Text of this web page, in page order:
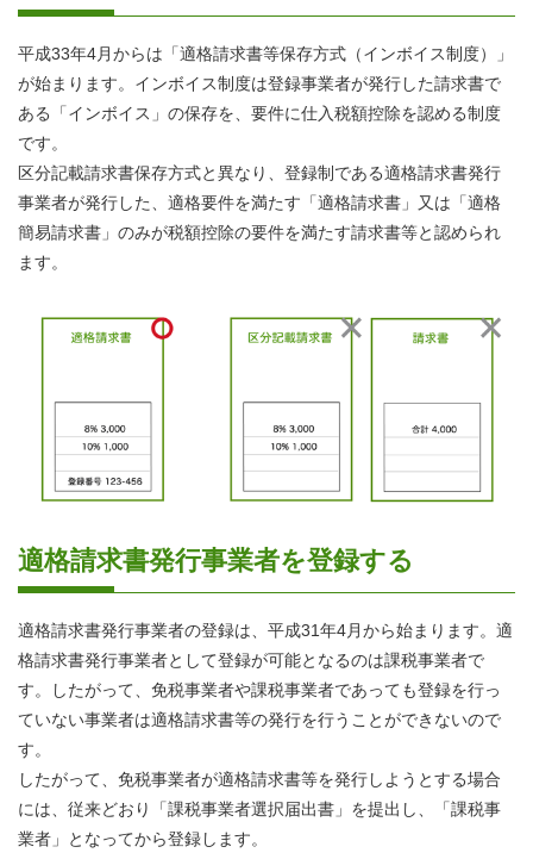
平成33年4月からは「適格請求書等保存方式（インボイス制度）」
が始まります。インボイス制度は登録事業者が発行した請求書で
ある「インボイス」の保存を、要件に仕入税額控除を認める制度
です。
区分記載請求書保存方式と異なり、登録制である適格請求書発行
事業者が発行した、適格要件を満たす「適格請求書」又は「適格
簡易請求書」のみが税額控除の要件を満たす請求書等と認められ
ます。
適格請求書発行事業者を登録する
適格請求書発行事業者の登録は、平成31年4月から始まります。適
格請求書発行事業者として登録が可能となるのは課税事業者で
す。したがって、免税事業者や課税事業者であっても登録を行っ
ていない事業者は適格請求書等の発行を行うことができないので
す。
したがって、免税事業者が適格請求書等を発行しようとする場合
には、従来どおり「課税事業者選択届出書」を提出し、「課税事
業者」となってから登録します。